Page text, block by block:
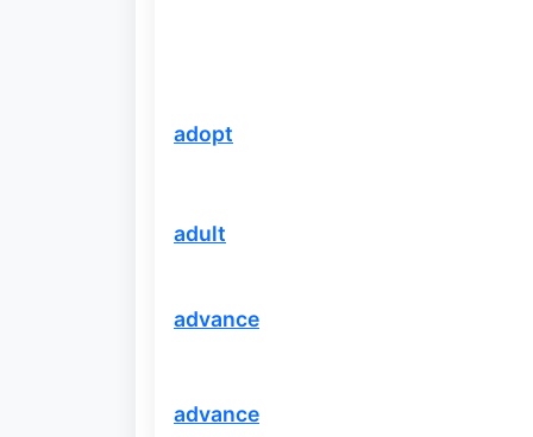
adopt
adult
advance
advance